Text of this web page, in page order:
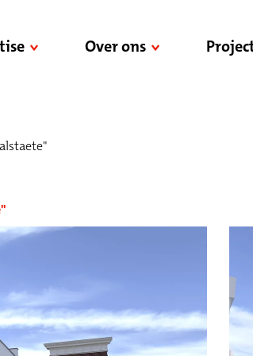
Over ons